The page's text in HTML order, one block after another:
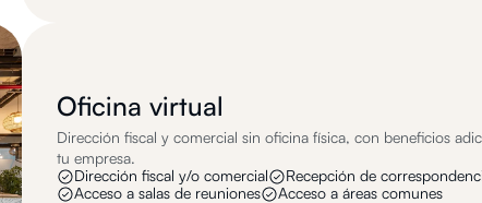
Oficina virtual
Dirección fiscal y comercial sin oficina física, con beneficios
tu empresa.
Dirección fiscal y/o comercial
Recepción de
Acceso a salas de reuniones
Acceso a áreas comunes